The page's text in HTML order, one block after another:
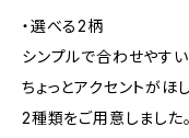
・選べる2柄
シンプルで合わせやすい
ちょっとアクセントが
2種類をご用意しました。